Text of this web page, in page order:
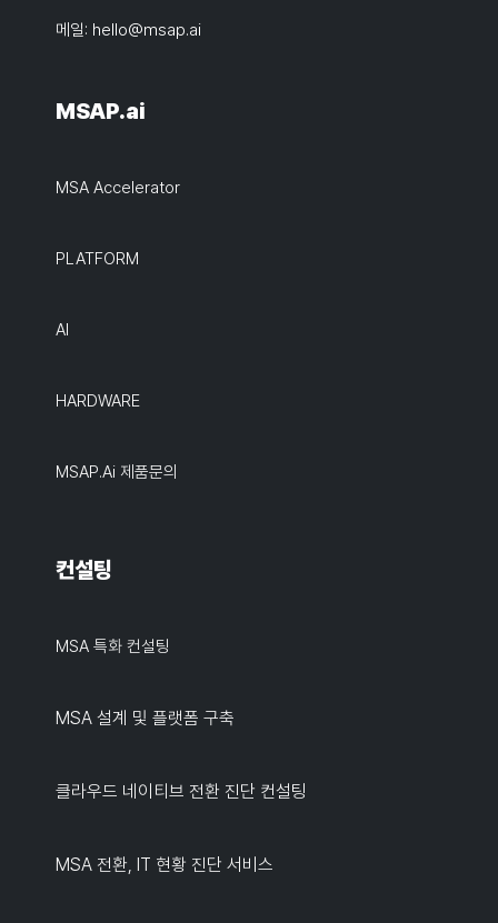
메일: hello@msap.ai
MSAP.ai
MSA Accelerator
PLATFORM
AI
HARDWARE
MSAP.ai 제품문의
컨설팅
MSA 특화 컨설팅
MSA 설계 및 플랫폼 구축
클라우드 네이티브 전환 진단 컨설팅
MSA 전환, IT 현황 진단 서비스